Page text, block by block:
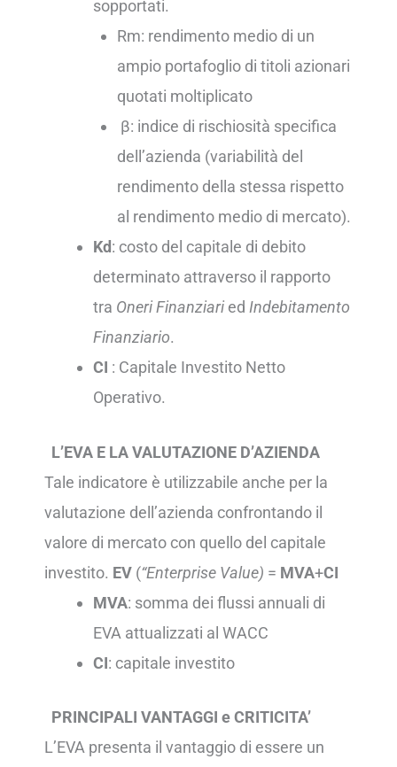
sopportati.
Rm: rendimento medio di un
ampio portafoglio di titoli azionari
quotati moltiplicato
β: indice di rischiosità specifica
dell’azienda (variabilità del
rendimento della stessa rispetto
al rendimento medio di mercato).
Kd: costo del capitale di debito
determinato attraverso il rapporto
tra Oneri Finanziaried Indebitamento
Finanziario.
CI : Capitale Investito Netto
Operativo.
L’EVA E LA VALUTAZIONE D’AZIENDA
Tale indicatore è utilizzabile anche per la
valutazione dell’azienda confrontando il
valore di mercato con quello del capitale
investito. EV (“Enterprise Value) = MVA+CI
MVA: somma dei flussi annuali di
EVA attualizzati al WACC
CI: capitale investito
PRINCIPALI VANTAGGI e CRITICITA’
L’EVA presenta il vantaggio di essere un